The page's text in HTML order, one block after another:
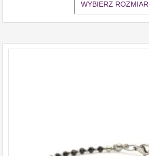
WYBIERZ ROZMIAR